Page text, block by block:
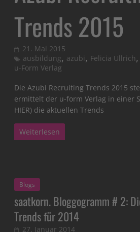
Trends 2015
21. Mai 2015
ausbildung, azubi, Felicia Ullrich,
u-Form Verlag
Die Azubi Recruiting Trends 2015
ermittelt der u-form Verlag in einer
HIER) die aktuellen Trends
Weiterlesen
Blogs
saatkorn. Bloggogramm # 2:
Trends für 2014
27. Januar 2014